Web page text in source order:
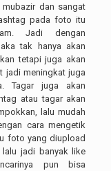
dan sangat
pada foto itu
Jadi dengan
tak hanya akan
tetapi juga akan
jadi meningkat juga
Tagar juga akan
atau tagar akan
lalu mudah
cara mengetik
foto yang diupload
jadi banyak like
pun bisa